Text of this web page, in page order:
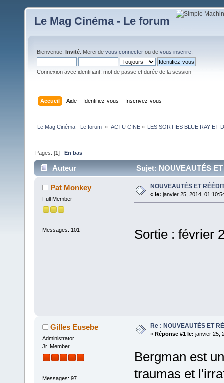
Le Mag Cinéma - Le forum
Bienvenue, Invité . Merci de vous connecter ou de vous inscrire
Connexion avec identifiant, mot de passe et durée de la session
Accueil Aide Identifiez-vous Inscrivez-vous
Le Mag Cinéma - Le forum » ACTU CINE» LES SORTIES BLUE RAY ET
Pages: [1]En bas
Auteur Sujet: NOUVEAUTÉS
Pat Monkey
Full Member
Messages: 101
NOUVEAUTÉS ET
« le: janvier 25, 2014,
Sortie : février
Gilles Eusebe
Administrator
Jr. Member
Messages: 97
Re : NOUVEAUTÉS ET
« Réponse #1 le: janvier 25,
Bergman est
traumas et